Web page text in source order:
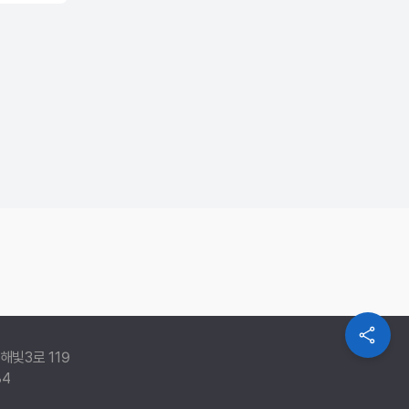
빛3로 119